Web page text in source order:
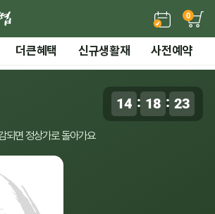
0
더큰혜택 신규생활재 사전예약
지! 끝장 보양 특가
›
2 / 7 전체 보기
14 : 18 : 22
되면 정상가로 돌아가요